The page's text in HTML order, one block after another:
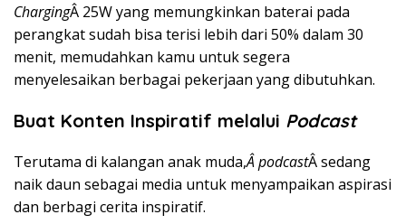
ChargingÂ 25W yang memungkinkan baterai pada
perangkat sudah bisa terisi lebih dari 50% dalam 30
menit, memudahkan kamu untuk segera
menyelesaikan berbagai pekerjaan yang dibutuhkan.
Buat Konten Inspiratif melalui Podcast
Terutama di kalangan anak muda,Â podcastÂ sedang
naik daun sebagai media untuk menyampaikan aspirasi
dan berbagi cerita inspiratif.